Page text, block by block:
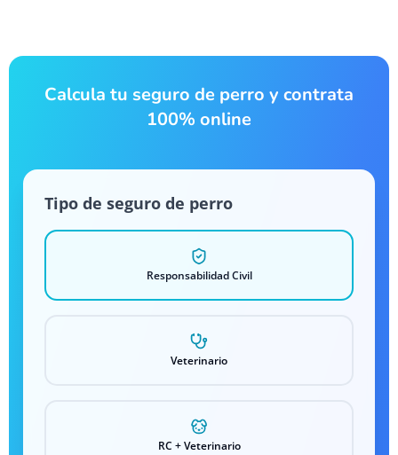
Calcula tu seguro de perro y contrata
100% online
Tipo de seguro de perro
Responsabilidad Civil
Veterinario
RC + Veterinario